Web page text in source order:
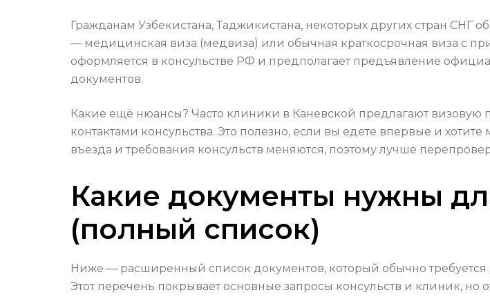
Гражданам Узбекистана, Таджикистана, некоторых других стран СНГ
— медицинская виза (медвиза) или обычная краткосрочная виза с
оформляется в консульстве РФ и предполагает предъявление
документов.
Какие ещё нюансы? Часто клиники в Каневской предлагают
контактами консульства. Это полезно, если вы едете впервые и
въезда и требования консульств меняются, поэтому лучше
Какие документы нужны
(полный список)
Ниже — расширенный список документов, который обычно
Этот перечень покрывает основные запросы консульств и клиник,